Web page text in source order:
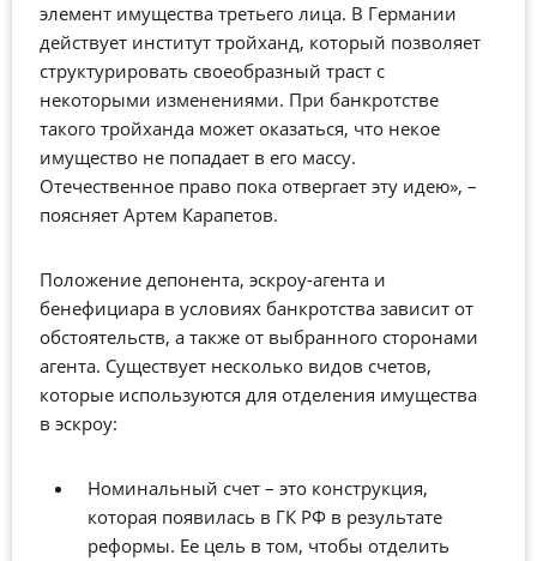
элемент имущества третьего лица. В Германии
действует институт тройханд, который позволяет
структурировать своеобразный траст с
некоторыми изменениями. При банкротстве
такого тройханда может оказаться, что некое
имущество не попадает в его массу.
Отечественное право пока отвергает эту идею», –
поясняет Артем Карапетов.
Положение депонента, эскроу-агента и
бенефициара в условиях банкротства зависит от
обстоятельств, а также от выбранного сторонами
агента. Существует несколько видов счетов,
которые используются для отделения имущества
в эскроу:
Номинальный счет – это конструкция,
которая появилась в ГК РФ в результате
реформы. Ее цель в том, чтобы отделить